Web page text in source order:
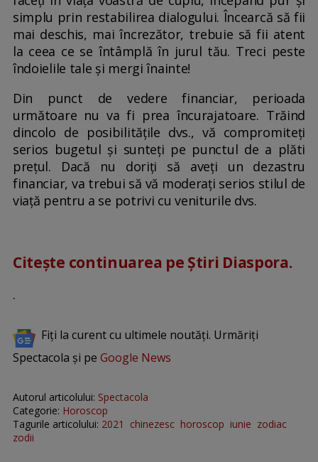
simplu prin restabilirea dialogului. Încearcă să fii
mai deschis, mai încrezător, trebuie să fii atent
la ceea ce se întâmplă în jurul tău. Treci peste
îndoielile tale și mergi înainte!
Din punct de vedere financiar, perioada
următoare nu va fi prea încurajatoare. Trăind
dincolo de posibilitățile dvs., vă compromiteți
serios bugetul și sunteți pe punctul de a plăti
prețul. Dacă nu doriți să aveți un dezastru
financiar, va trebui să vă moderați serios stilul de
viață pentru a se potrivi cu veniturile dvs.
Citește continuarea pe Știri Diaspora.
.
Fiți la curent cu ultimele noutăți. Urmăriți
Spectacola și pe Google News
Autorul articolului: Spectacola
Categorie: Horoscop
Tagurile articolului: 2021 chinezesc horoscop iunie zodiac
zodii